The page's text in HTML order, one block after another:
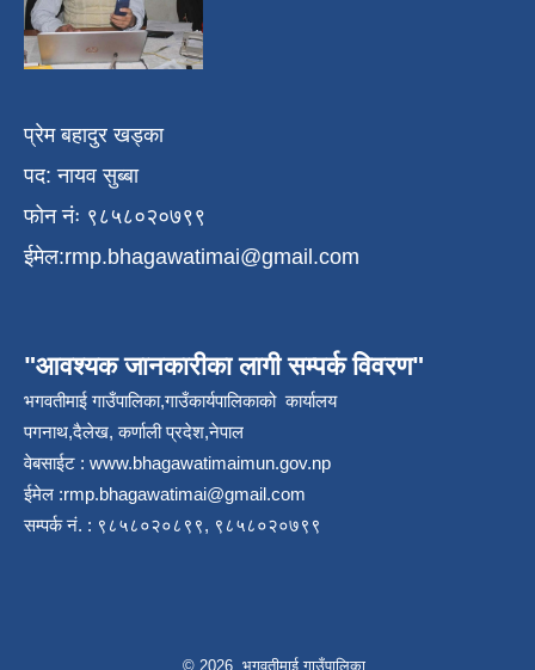
प्रेम बहादुर खड्का
पद: नायव सुब्बा
फोन नंः ९८५८०२०७९९
ईमेल:rmp.bhagawatimai@gmail.com
"आवश्यक जानकारीका लागी सम्पर्क विवरण"
भगवतीमाई गाउँपालिका,गाउँकार्यपालिकाको कार्यालय
पगनाथ,दैलेख, कर्णाली प्रदेश,नेपाल
वेबसाईट : www.bhagawatimaimun.gov.np
ईमेल :rmp.bhagawatimai@gmail.com
सम्पर्क नं. : ९८५८०२०८९९, ९८५८०२०७९९
© 2026 भगवतीमाई गाउँपालिका